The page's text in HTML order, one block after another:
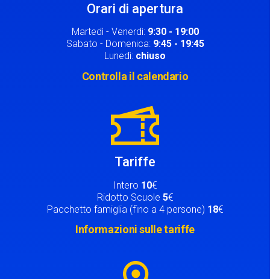
Orari di apertura
Martedì - Venerdì: 9:30 - 19:00
Sabato - Domenica: 9:45 - 19:45
Lunedì: chiuso
Controlla il calendario
Tariffe
Intero 10€
Ridotto Scuole 5€
Pacchetto famiglia (fino a 4 persone) 18€
Informazioni sulle tariffe